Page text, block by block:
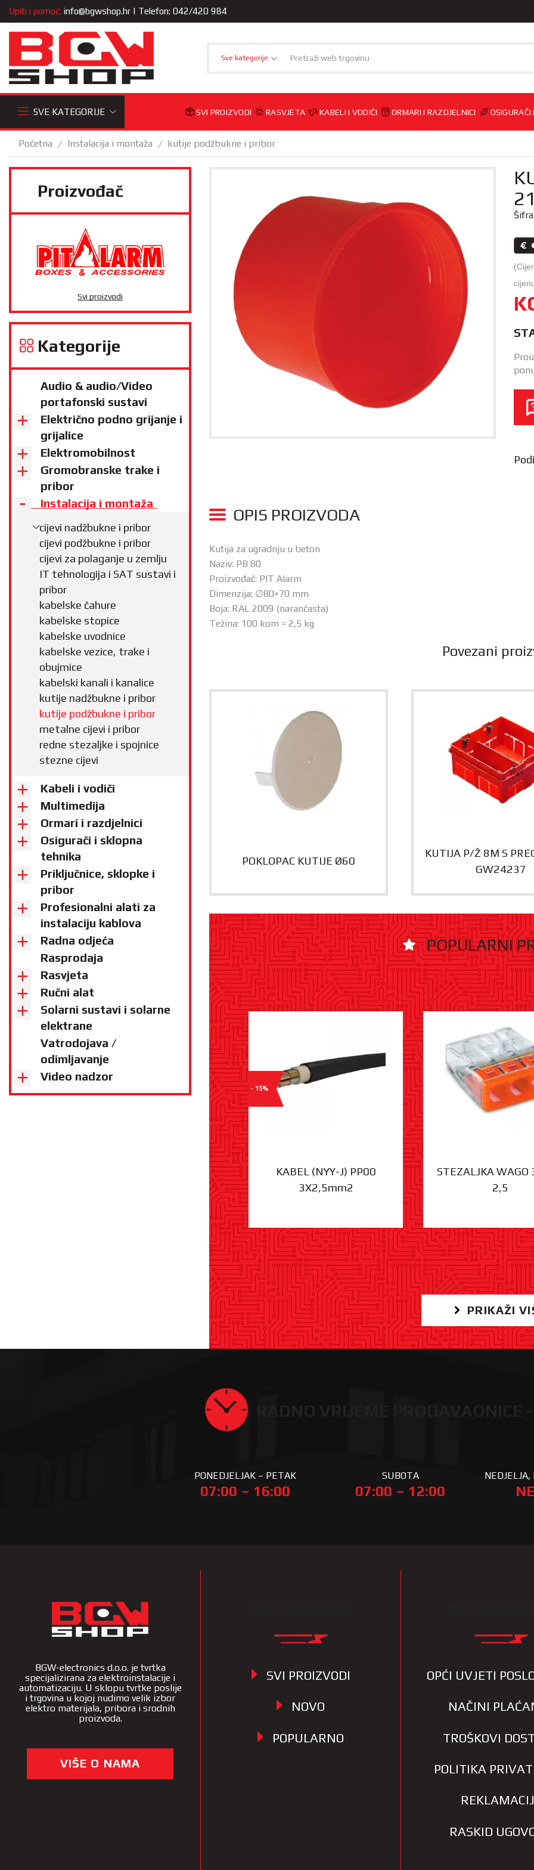
Upiti i pomoć: info@bgwshop.hr | Telefon: 042/420 984
Sve kategorije
SVE KATEGORIJE SVI PROIZVODI RASVJETA KABELI I VODIČI ORMARI I RAZDJELNICI OSIGURAČI
Početna / Instalacija i montaža / kutije podžbukne i pribor
Proizvođač
Svi proizvodi
Kategorije
Audio & audio/Video
portafonski sustavi
Električno podno grijanje i
grijalice
Elektromobilnost
Gromobranske trake i
pribor
Instalacija i montaža
cijevi nadžbukne i pribor
cijevi podžbukne i pribor
cijevi za polaganje u zemlju
IT tehnologija i SAT sustavi i
pribor
kabelske čahure
kabelske stopice
kabelske uvodnice
kabelske vezice, trake i
obujmice
kabelski kanali i kanalice
kutije nadžbukne i pribor
kutije podžbukne i pribor
metalne cijevi i pribor
redne stezaljke i spojnice
stezne cijevi
Kabeli i vodiči
Multimedija
Ormari i razdjelnici
Osigurači i sklopna
tehnika
Priključnice, sklopke i
pribor
Profesionalni alati za
instalaciju kablova
Radna odjeća
Rasprodaja
Rasvjeta
Ručni alat
Solarni sustavi i solarne
elektrane
Vatrodojava /
odimljavanje
Video nadzor
OPIS PROIZVODA
Kutija za ugradnju u beton
Naziv: PB 80
Proizvođač: PIT Alarm
Dimenzija: ∅80×70 mm
Boja: RAL 2009 (narančasta)
Težina: 100 kom = 2,5 kg
Povezani
POKLOPAC KUTIJE Ø60
KUTIJA P/Ž 8M S
GW24237
POPULARNI
- 15%
KABEL (NYY-J) PP00
3X2,5mm2
STEZALJKA WAGO
2,5
PRIKAŽI
PONEDJELJAK – PETAK
07:00 – 16:00
SUBOTA
07:00 – 12:00
BGW-electronics d.o.o. je tvrtka
specijalizirana za elektroinstalacije i
automatizaciju. U sklopu tvrtke poslije
i trgovina u kojoj nudimo velik izbor
elektro materijala, pribora i srodnih
proizvoda.
VIŠE O NAMA
SVI PROIZVODI
NOVO
POPULARNO
OPĆI UVJETI
NAČINI
TROŠKOVI
POLITIKA
RASKID